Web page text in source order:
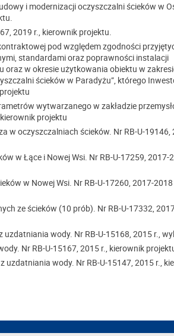
i modernizacji oczyszczalni ścieków w
2019 r., kierownik projektu.
pod względem zgodności
standardami oraz poprawności instalacji
w okresie użytkowania obiektu w
ścieków w Paradyżu”, którego
wytwarzanego w zakładzie
projektu
w oczyszczalniach ścieków. Nr RB-U-19146,
w Łące i Nowej Wsi. Nr RB-U-17259, 2017-
w Nowej Wsi. Nr RB-U-17260, 2017-2018
ze ścieków (10 prób). Nr RB-U-17332,
wody. Nr RB-U-15168, 2015 r.,
Nr RB-U-15167, 2015 r., kierownik
wody. Nr RB-U-15147, 2015 r.,